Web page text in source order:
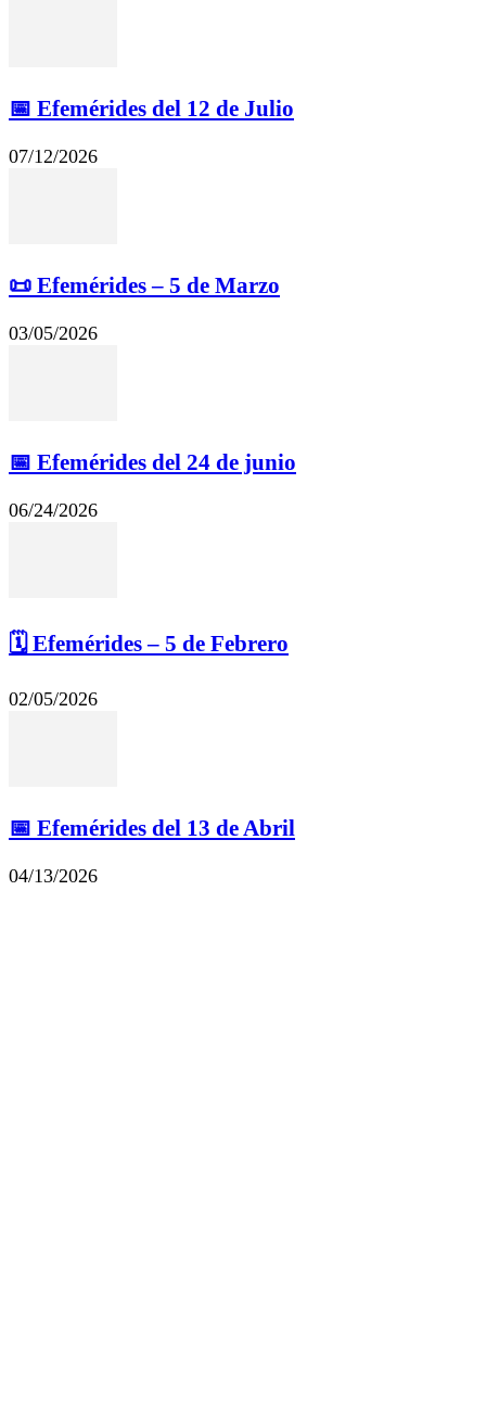
📅 Efemérides del 12 de Julio
07/12/2026
📜 Efemérides – 5 de Marzo
03/05/2026
📅 Efemérides del 24 de junio
06/24/2026
🗓️ Efemérides – 5 de Febrero
02/05/2026
📅 Efemérides del 13 de Abril
04/13/2026